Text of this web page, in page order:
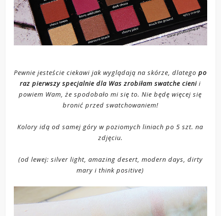
Pewnie jesteście ciekawi jak wyglądają na skórze, dlategopo
raz pierwszy specjalnie dla Was zrobiłam swatche cieni i
powiem Wam, że spodobało mi się to. Nie będę więcej się
bronić przed swatchowaniem!
Kolory idą od samej góry w poziomych liniach po 5 szt. na
zdjęciu.
(od lewej: silver light, amazing desert, modern days, dirty
mary i think positive)